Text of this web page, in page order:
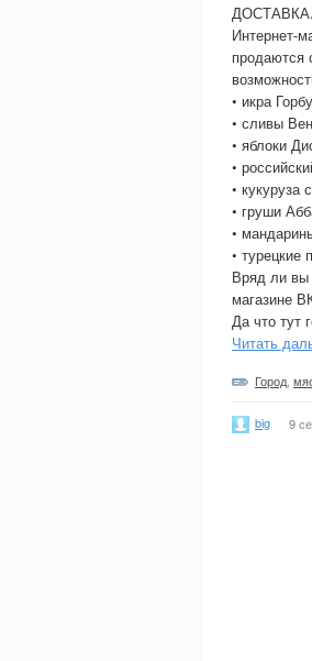
ДОСТАВКА.
Интернет-
продаются
• икра
• сливы
• яблоки
•
• кукуруза
• груши
•
• турецкие
Вряд ли вы
магазине
Да что тут
Читать
Город
big 9